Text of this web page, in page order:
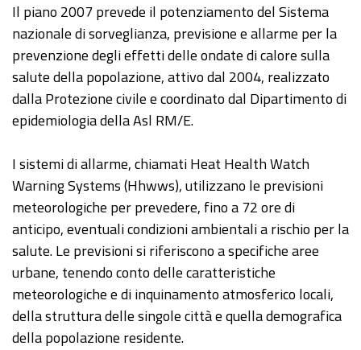
Il piano 2007 prevede il potenziamento del Sistema
nazionale di sorveglianza, previsione e allarme per la
prevenzione degli effetti delle ondate di calore sulla
salute della popolazione, attivo dal 2004, realizzato
dalla Protezione civile e coordinato dal Dipartimento di
epidemiologia della Asl RM/E.
I sistemi di allarme, chiamati Heat Health Watch
Warning Systems (Hhwws), utilizzano le previsioni
meteorologiche per prevedere, fino a 72 ore di
anticipo, eventuali condizioni ambientali a rischio per la
salute. Le previsioni si riferiscono a specifiche aree
urbane, tenendo conto delle caratteristiche
meteorologiche e di inquinamento atmosferico locali,
della struttura delle singole città e quella demografica
della popolazione residente.